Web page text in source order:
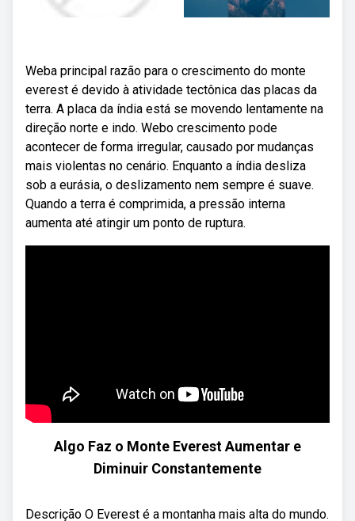
Weba principal razão para o crescimento do monte
everest é devido à atividade tectônica das placas da
terra. A placa da índia está se movendo lentamente na
direção norte e indo. Webo crescimento pode
acontecer de forma irregular, causado por mudanças
mais violentas no cenário. Enquanto a índia desliza
sob a eurásia, o deslizamento nem sempre é suave.
Quando a terra é comprimida, a pressão interna
aumenta até atingir um ponto de ruptura.
Algo Faz o Monte Everest Aumentar e
Diminuir Constantemente
Descrição O Everest é a montanha mais alta do mundo.